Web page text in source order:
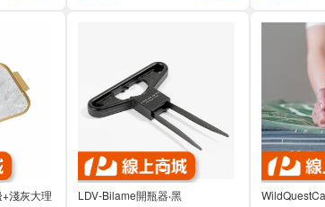
淺灰大理
LDV-Bilame開瓶器‧黑